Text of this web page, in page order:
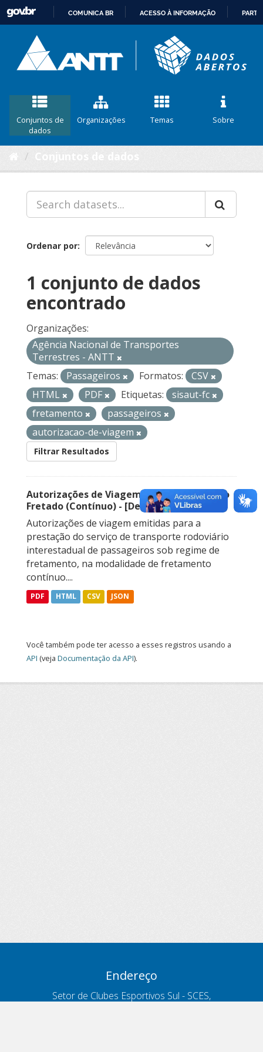
CONTEÚDO
COMUNICA BR ACESSO À INFORMAÇÃO
Conjuntos de
dados
Organizações Temas Sobre
Ordenar por
1 conjunto de dados
encontrado
Organizações:
Agência Nacional de Transportes
Terrestres - ANTT
Temas:
Passageiros Formatos:
CSV
HTML
PDF Etiquetas:
sisaut-fc
fretamento
passageiros
autorizacao-de-viagem
Filtrar Resultados
Autorizações de Viagem Nacional – Serviço
Fretado (Contínuo) - [Descontinuado]
Autorizações de viagem emitidas para a
prestação do serviço de transporte rodoviário
interestadual de passageiros sob regime de
fretamento, na modalidade de fretamento
contínuo....
PDF HTML CSV JSON
Você também pode ter acesso a esses registros usando a
API (veja Documentação da API).
Endereço
Setor de Clubes Esportivos Sul - SCES,